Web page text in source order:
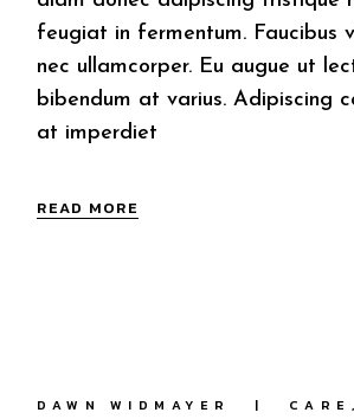
feugiat in fermentum. Faucibus
nec ullamcorper. Eu augue ut
bibendum at varius. Adipiscing
at imperdiet
READ MORE
DAWN WIDMAYER
CARE